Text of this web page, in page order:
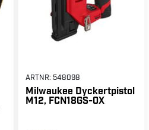
ARTNR: 548098
Milwaukee Dyckertpistol
M12, FCN18GS-0X